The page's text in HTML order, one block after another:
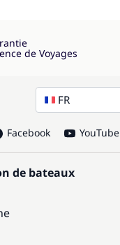
de Voyages
FR
Facebook YouTube
de bateaux